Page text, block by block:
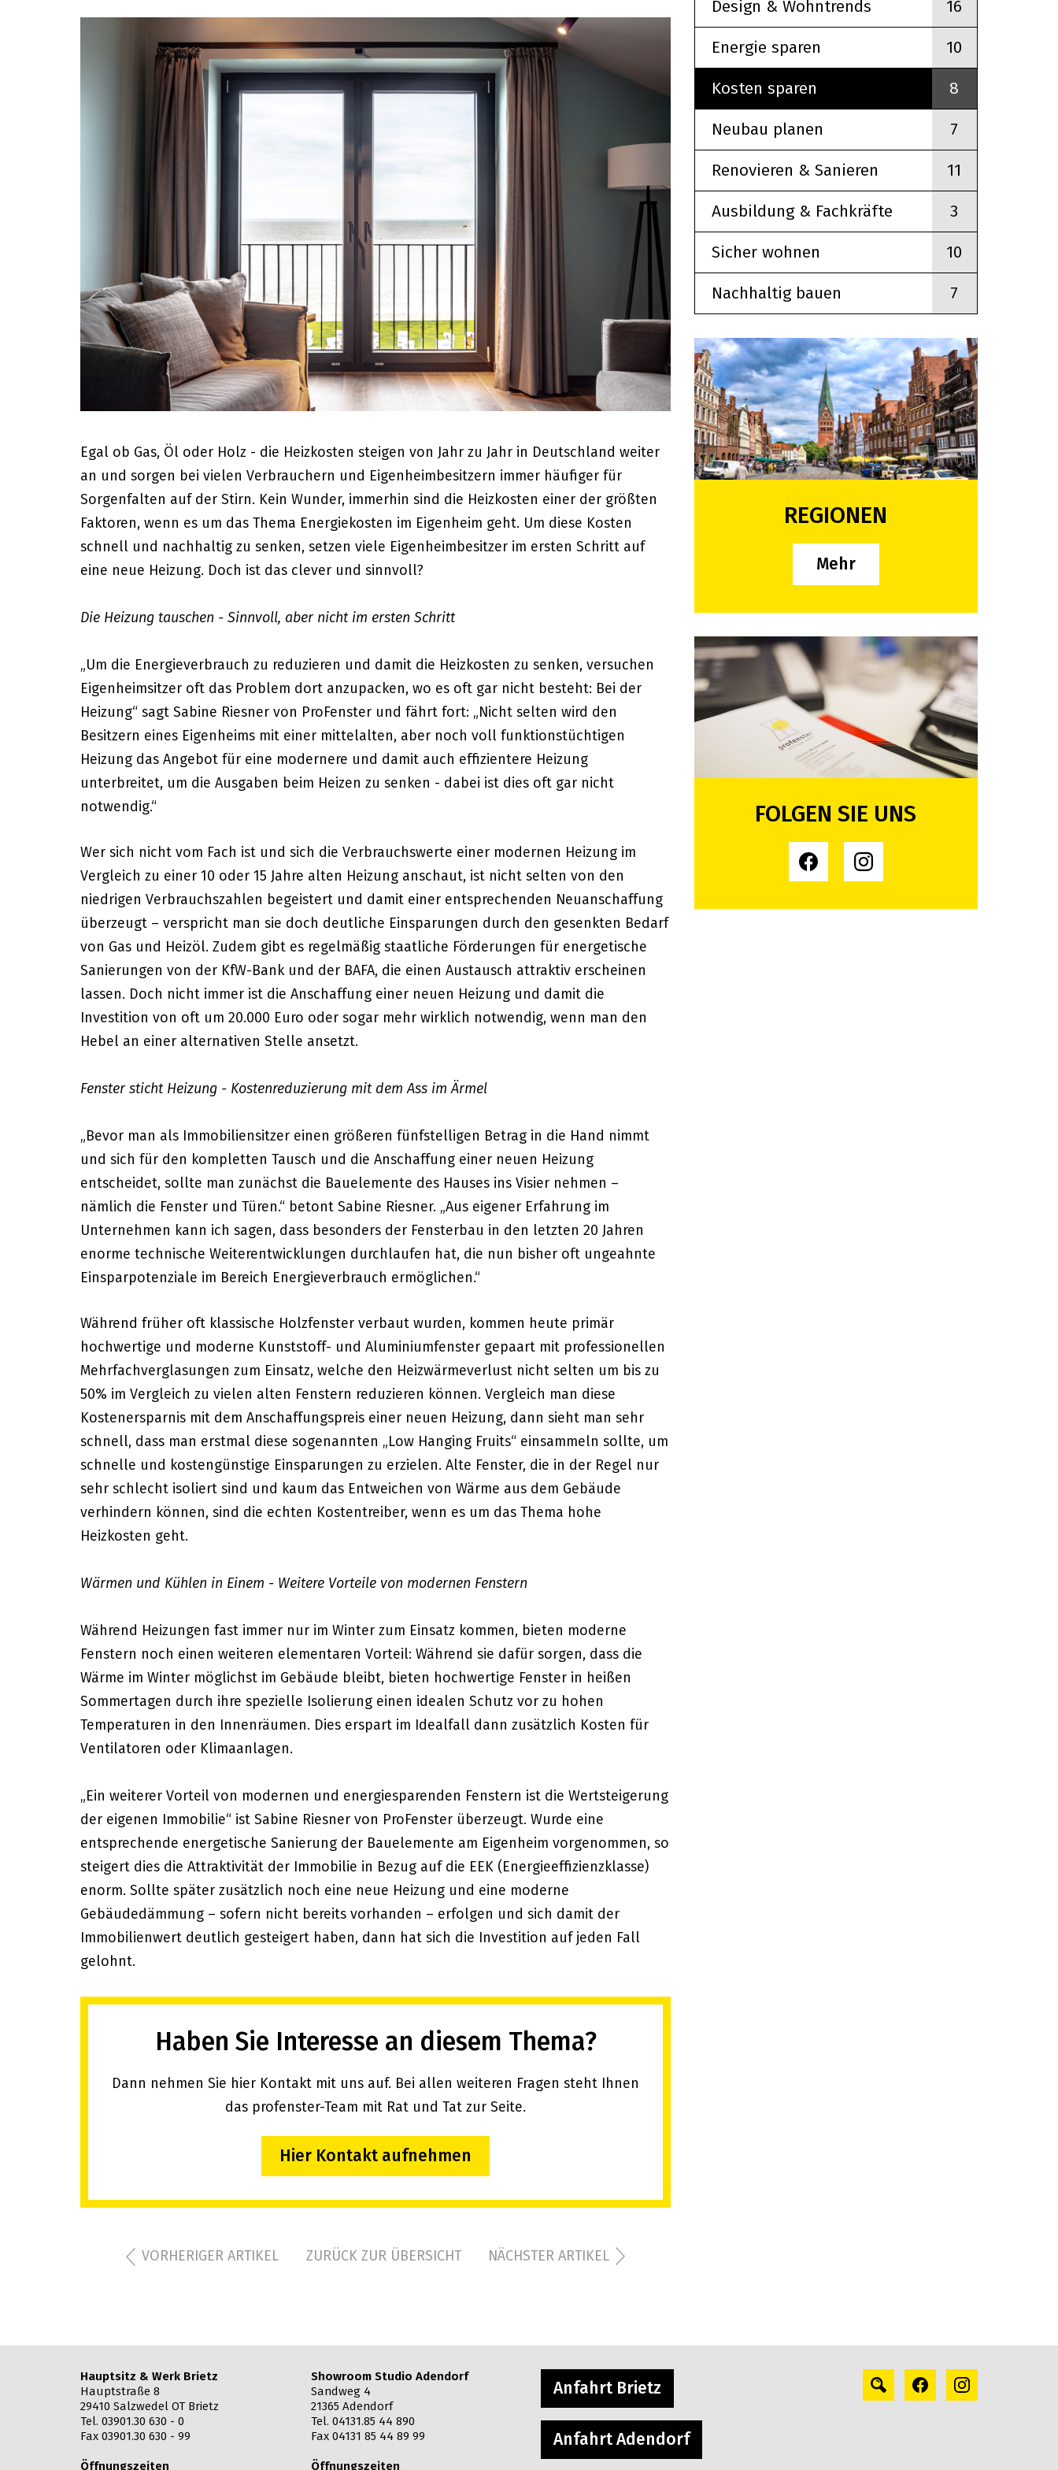
INSEKTENSCHUTZ
Lichtschachtabdeckung
TRENDS & AKTIONEN
Mehr
BAUTAGEBUCH
Egal ob Gas, Öl oder Holz - die Heizkosten steigen von Jahr zu Jahr in Deutschland weiter
an und sorgen bei vielen Verbrauchern und Eigenheimbesitzern immer häufiger für
Sorgenfalten auf der Stirn. Kein Wunder, immerhin sind die Heizkosten einer der größten
Faktoren, wenn es um das Thema Energiekosten im Eigenheim geht. Um diese Kosten
schnell und nachhaltig zu senken, setzen viele Eigenheimbesitzer im ersten Schritt auf
eine neue Heizung. Doch ist das clever und sinnvoll?
Die Heizung tauschen - Sinnvoll, aber nicht im ersten Schritt
„Um die Energieverbrauch zu reduzieren und damit die Heizkosten zu senken, versuchen
Eigenheimsitzer oft das Problem dort anzupacken, wo es oft gar nicht besteht: Bei der
Heizung“ sagt Sabine Riesner von ProFenster und fährt fort: „Nicht selten wird den
Besitzern eines Eigenheims mit einer mittelalten, aber noch voll funktionstüchtigen
Heizung das Angebot für eine modernere und damit auch effizientere Heizung
unterbreitet, um die Ausgaben beim Heizen zu senken - dabei ist dies oft gar nicht
notwendig.“
Wer sich nicht vom Fach ist und sich die Verbrauchswerte einer modernen Heizung im
Vergleich zu einer 10 oder 15 Jahre alten Heizung anschaut, ist nicht selten von den
niedrigen Verbrauchszahlen begeistert und damit einer entsprechenden Neuanschaffung
überzeugt – verspricht man sie doch deutliche Einsparungen durch den gesenkten Bedarf
von Gas und Heizöl. Zudem gibt es regelmäßig staatliche Förderungen für energetische
Sanierungen von der KfW-Bank und der BAFA, die einen Austausch attraktiv erscheinen
lassen. Doch nicht immer ist die Anschaffung einer neuen Heizung und damit die
Investition von oft um 20.000 Euro oder sogar mehr wirklich notwendig, wenn man den
Hebel an einer alternativen Stelle ansetzt.
Fenster sticht Heizung - Kostenreduzierung mit dem Ass im Ärmel
„Bevor man als Immobiliensitzer einen größeren fünfstelligen Betrag in die Hand nimmt
und sich für den kompletten Tausch und die Anschaffung einer neuen Heizung
entscheidet, sollte man zunächst die Bauelemente des Hauses ins Visier nehmen –
nämlich die Fenster und Türen.“ betont Sabine Riesner. „Aus eigener Erfahrung im
Unternehmen kann ich sagen, dass besonders der Fensterbau in den letzten 20 Jahren
enorme technische Weiterentwicklungen durchlaufen hat, die nun bisher oft ungeahnte
Einsparpotenziale im Bereich Energieverbrauch ermöglichen.“
Während früher oft klassische Holzfenster verbaut wurden, kommen heute primär
hochwertige und moderne Kunststoff- und Aluminiumfenster gepaart mit professionellen
Mehrfachverglasungen zum Einsatz, welche den Heizwärmeverlust nicht selten um bis zu
50% im Vergleich zu vielen alten Fenstern reduzieren können. Vergleich man diese
Kostenersparnis mit dem Anschaffungspreis einer neuen Heizung, dann sieht man sehr
schnell, dass man erstmal diese sogenannten „Low Hanging Fruits“ einsammeln sollte, um
schnelle und kostengünstige Einsparungen zu erzielen. Alte Fenster, die in der Regel nur
sehr schlecht isoliert sind und kaum das Entweichen von Wärme aus dem Gebäude
verhindern können, sind die echten Kostentreiber, wenn es um das Thema hohe
Heizkosten geht.
Wärmen und Kühlen in Einem - Weitere Vorteile von modernen Fenstern
Während Heizungen fast immer nur im Winter zum Einsatz kommen, bieten moderne
Fenstern noch einen weiteren elementaren Vorteil: Während sie dafür sorgen, dass die
Wärme im Winter möglichst im Gebäude bleibt, bieten hochwertige Fenster in heißen
Sommertagen durch ihre spezielle Isolierung einen idealen Schutz vor zu hohen
Temperaturen in den Innenräumen. Dies erspart im Idealfall dann zusätzlich Kosten für
Ventilatoren oder Klimaanlagen.
„Ein weiterer Vorteil von modernen und energiesparenden Fenstern ist die Wertsteigerung
der eigenen Immobilie“ ist Sabine Riesner von ProFenster überzeugt. Wurde eine
entsprechende energetische Sanierung der Bauelemente am Eigenheim vorgenommen, so
steigert dies die Attraktivität der Immobilie in Bezug auf die EEK (Energieeffizienzklasse)
enorm. Sollte später zusätzlich noch eine neue Heizung und eine moderne
Gebäudedämmung – sofern nicht bereits vorhanden – erfolgen und sich damit der
Immobilienwert deutlich gesteigert haben, dann hat sich die Investition auf jeden Fall
gelohnt.
Haben Sie Interesse an diesem Thema?
Dann nehmen Sie hier Kontakt mit uns auf. Bei allen weiteren Fragen steht Ihnen
das profenster-Team mit Rat und Tat zur Seite.
Hier Kontakt aufnehmen
VORHERIGER ARTIKEL ZURÜCK ZUR ÜBERSICHT NÄCHSTER ARTIKEL
Design & Wohntrends
16
Energie sparen
10
Kosten sparen
8
Neubau planen
7
Renovieren & Sanieren
11
Ausbildung & Fachkräfte
3
Sicher wohnen
10
Nachhaltig bauen
7
REGIONEN
Mehr
FOLGEN SIE UNS
Hauptsitz & Werk Brietz
Hauptstraße 8
29410 Salzwedel OT Brietz
Tel. 03901.30 630 - 0
Fax 03901.30 630 - 99
Öffnungszeiten
Showroom Studio Adendorf
Sandweg 4
21365 Adendorf
Tel. 04131.85 44 890
Fax 04131 85 44 89 99
Öffnungszeiten
Anfahrt Brietz
Anfahrt Adendorf